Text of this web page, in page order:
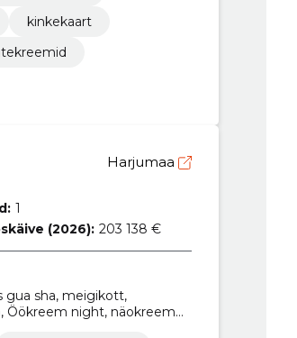
kinkekaart
Harjumaa
1
(2026): 203 138 €
gua sha, meigikott,
Öökreem night, näokreem